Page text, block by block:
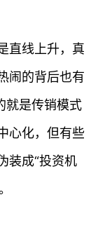
直线上升，真
闹的背后也有
就是传销模式
心化，但有些
装成“投资机